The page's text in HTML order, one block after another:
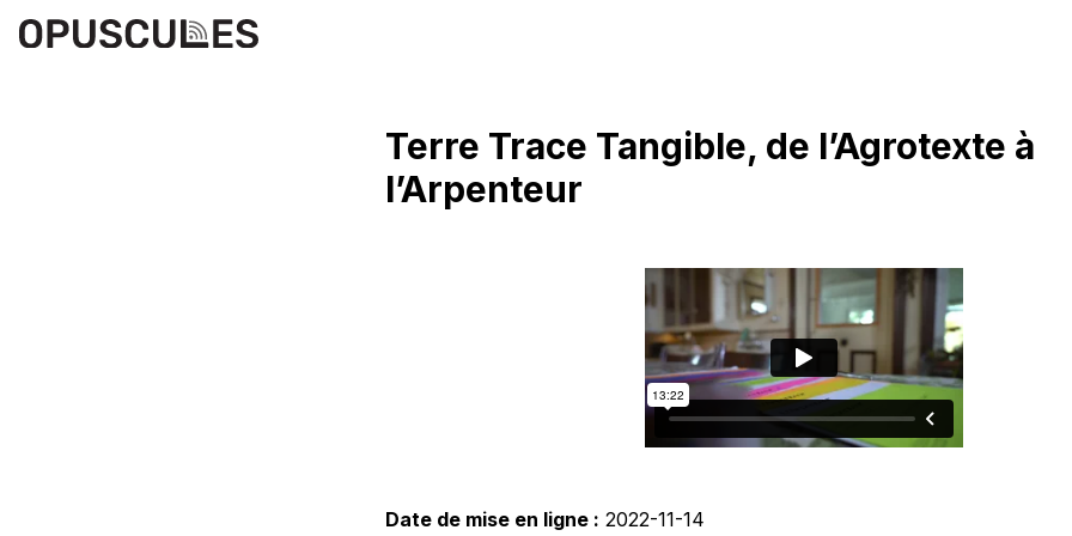
Terre Trace Tangible, de l’Agrotexte à
l’Arpenteur
Date de mise en ligne : 2022-11-14